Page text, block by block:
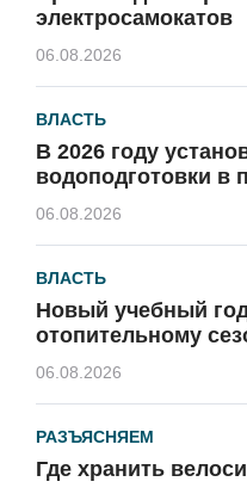
электросамокатов
06.08.2026
ВЛАСТЬ
В 2026 году
водоподготовки в
06.08.2026
ВЛАСТЬ
Новый учебный
отопительному
06.08.2026
РАЗЪЯСНЯЕМ
Где хранить